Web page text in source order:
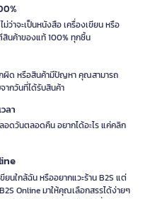
ว่าจะเป็นหนังสือ เครื่องเขียน หรือ
สินค้าของแท้ 100% ทุกชิ้น
กผิด หรือสินค้ามีปัญหา คุณสามารถ
ากวันที่ได้รับสินค้า
ลา
ดวันตลอดคืน อยากได้อะไร แค่คลิก
นใกล้ฉัน หรืออยากแวะร้าน B2S แต่
Online มาให้คุณเลือกสรรได้ง่ายๆ